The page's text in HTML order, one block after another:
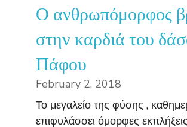
Ο ανθρωπόμορφος
στην καρδιά του
Πάφου
February 2, 2018
Το μεγαλείο της φύσης ,
επιφυλάσσει όμορφες